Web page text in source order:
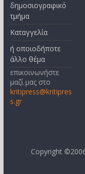
δημοσιογραφικό
τμήμα
Καταγγελία
ή οποιοδήποτε
άλλο θέμα
επικοινωνήστε
μαζί μας στο
kritipress@kritipres
s.gr
Copyright